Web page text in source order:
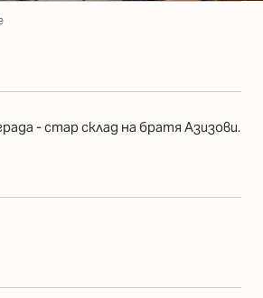
- стар склад на братя Азизови.